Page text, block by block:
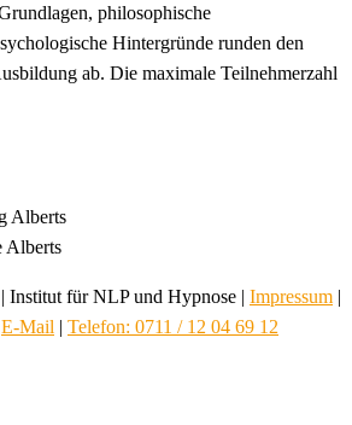
philosophische
Hintergründe runden den
ab. Die maximale Teilnehmerzahl
Alberts
Alberts
Institut für NLP und Hypnose | Impressum |
E-Mail | Telefon: 0711 / 12 04 69 12